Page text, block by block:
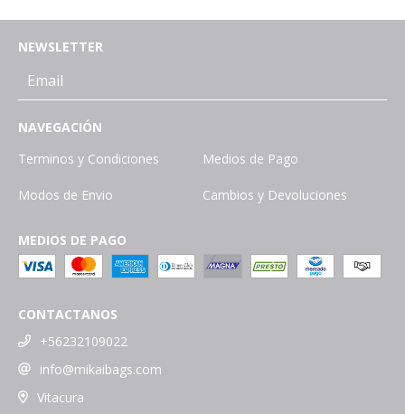
NEWSLETTER
NAVEGACIÓN
Terminos y Condiciones
Medios de Pago
Modos de Envio Cambios y Devoluciones
MEDIOS DE PAGO
CONTACTANOS
+56232109022
info@mikaibags.com
Vitacura